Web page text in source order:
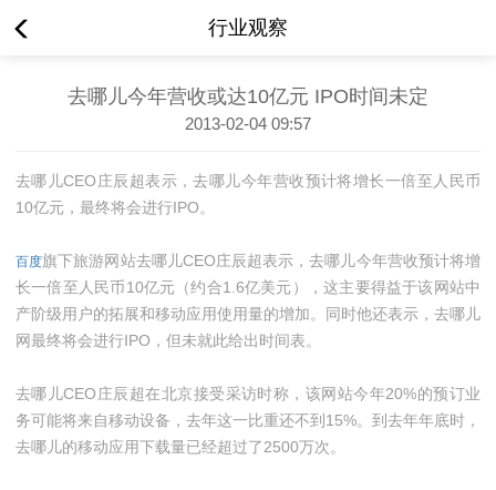
行业观察
去哪儿今年营收或达10亿元 IPO时间未定
2013-02-04 09:57
去哪儿CEO庄辰超表示，去哪儿今年营收预计将增长一倍至人民币
10亿元，最终将会进行IPO。
百度旗下旅游网站去哪儿CEO庄辰超表示，去哪儿今年营收预计将增
长一倍至人民币10亿元（约合1.6亿美元），这主要得益于该网站中
产阶级用户的拓展和移动应用使用量的增加。同时他还表示，去哪儿
网最终将会进行IPO，但未就此给出时间表。
去哪儿CEO庄辰超在北京接受采访时称，该网站今年20%的预订业
务可能将来自移动设备，去年这一比重还不到15%。到去年年底时，
去哪儿的移动应用下载量已经超过了2500万次。